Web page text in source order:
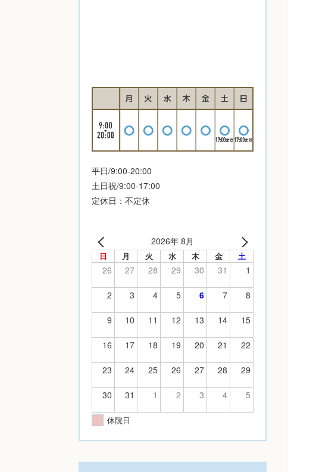
平日/9:00-20:00
土日祝/9:00-17:00
定休日：不定休
2026年 8月
日 月 火 水 木 金 土
26 27 28 29 30 31 1
2 3 4 5 6 7 8
9 10 11 12 13 14 15
16 17 18 19 20 21 22
23 24 25 26 27 28 29
30 31 1 2 3 4 5
休院日